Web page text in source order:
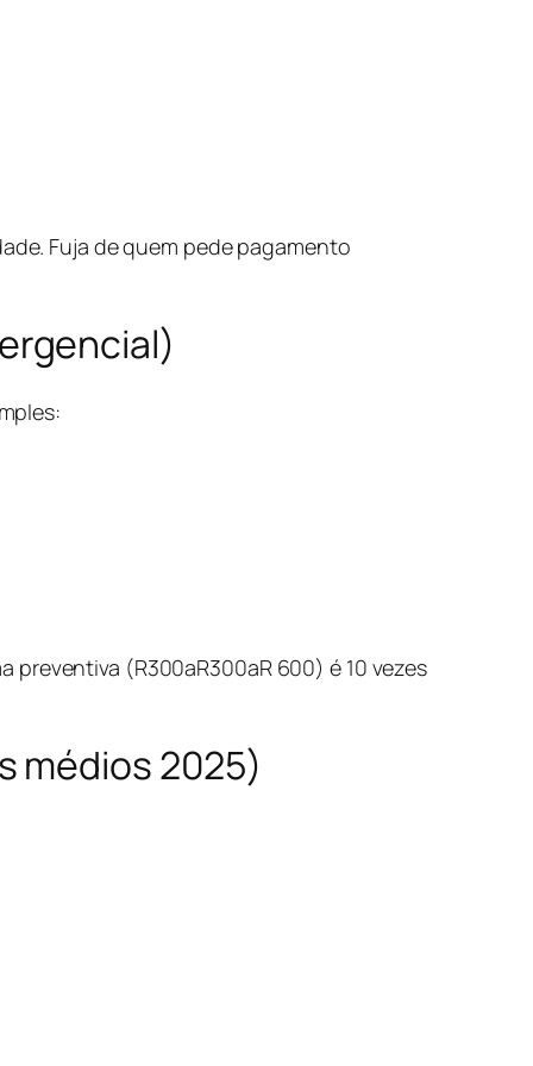
Fuja de quem pede pagamento
preventiva (R300aR300aR600) é 10 vezes
médios 2025)